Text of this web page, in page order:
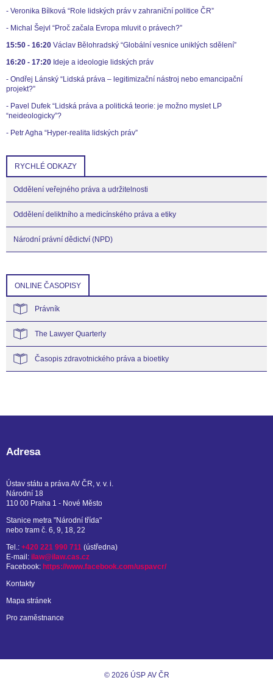
- Veronika Bílková “Role lidských práv v zahraniční politice ČR”
- Michal Šejvl “Proč začala Evropa mluvit o právech?”
15:50 - 16:20 Václav Bělohradský “Globální vesnice uniklých sdělení”
16:20 - 17:20 Ideje a ideologie lidských práv
- Ondřej Lánský “Lidská práva – legitimizační nástroj nebo emancipační
projekt?”
- Pavel Dufek “Lidská práva a politická teorie: je možno myslet LP
“neideologicky”?
- Petr Agha “Hyper-realita lidských práv”
RYCHLÉ ODKAZY
Oddělení veřejného práva a udržitelnosti
Oddělení deliktního a medicínského práva a etiky
Národní právní dědictví (NPD)
ONLINE ČASOPISY
Právník
The Lawyer Quarterly
Časopis zdravotnického práva a bioetiky
Adresa
Ústav státu a práva AV ČR, v. v. i.
Národní 18
110 00 Praha 1 - Nové Město
Stanice metra "Národní třída"
nebo tram č. 6, 9, 18, 22
Tel.: +420 221 990 711 (ústředna)
E-mail: ilaw@ilaw.cas.cz
Facebook: https://www.facebook.com/uspavcr/
Kontakty
Mapa stránek
Pro zaměstnance
© 2026 ÚSP AV ČR